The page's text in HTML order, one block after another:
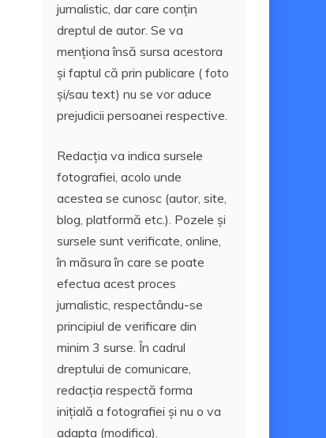
jurnalistic, dar care conțin
dreptul de autor. Se va
menționa însă sursa acestora
și faptul că prin publicare ( foto
și/sau text) nu se vor aduce
prejudicii persoanei respective.
Redacția va indica sursele
fotografiei, acolo unde
acestea se cunosc (autor, site,
blog, platformă etc.). Pozele și
sursele sunt verificate, online,
în măsura în care se poate
efectua acest proces
jurnalistic, respectându-se
principiul de verificare din
minim 3 surse. În cadrul
dreptului de comunicare,
redacția respectă forma
inițială a fotografiei și nu o va
adapta (modifica).